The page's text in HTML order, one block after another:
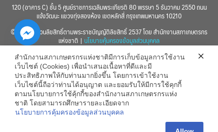
120 (อาคาร C) ชั้น 5 ศูนย์ราชการเฉลิมพระเกียรติ 80 พรรษา 5 ธันวาคม 2550 ถนน
แจ้งวัฒนะ แขวงทุ่งสองห้อง เขตหลักสี่ กรุงเทพมหานคร 10210
© 2560 สงวนลิขสิทธิ์ตามพระราชบัญญัติลิขสิทธิ์ 2537 โดย สำนักงานสภาเกษตรกร
แห่งชาติ | นโยบายคุ้มครองข้อมูลส่วนบุคคล
สำนักงานสภาเกษตรกรแห่งชาติมีการเก็บข้อมูลการใช้งาน
เว็บไซต์ (Cookies) เพื่อนำเสนอเนื้อหาที่ดีและมี
ประสิทธิภาพให้กับท่านมากยิ่งขึ้น โดยการเข้าใช้งาน
เว็บไซต์นี้ถือว่าท่านได้อนุญาต และยอมรับให้มีการใช้คุกกี้
ตามนโยบายการใช้คุ้กกี้ของสำนักงานสภาเกษตรกรแห่ง
ชาติ โดยสามารถศึกษารายละเอียดจาก
นโยบายการคุ้มครองข้อมูลส่วนบุคคล
Hide
chaty